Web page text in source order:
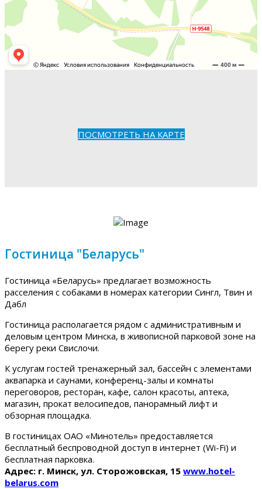
ПОСМОТРЕТЬ НА КАРТЕ
Гостиница "Беларусь"
Гостиница «Беларусь» предлагает возможность
расселения с собаками в номерах категории Сингл, Твин и
Дабл
Гостиница располагается рядом с административным и
деловым центром Минска, в живописной парковой зоне на
берегу реки Свислочи.
К услугам гостей тренажерный зал, бассейн с элементами
аквапарка и саунами, конференц-залы и комнаты
переговоров, ресторан, кафе, салон красоты, аптека,
магазин, прокат велосипедов, панорамный лифт и
обзорная площадка.
В гостиницах ОАО «Минотель» предоставляется
бесплатный беспроводной доступ в интернет (Wi-Fi) и
бесплатная парковка.
Адрес: г. Минск, ул. Сторожовская, 15 www.hotel-
belarus.com